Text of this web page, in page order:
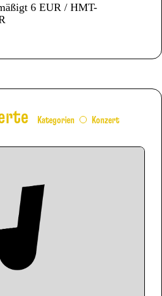
6 EUR / HMT-
Kategorien Konzert